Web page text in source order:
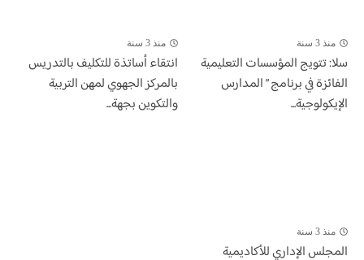
منذ 3 سنة
سلا: تتويج المؤسسات التعليمية
الفائزة في برنامج ” المدارس
الإيكولوجية...
منذ 3 سنة
انتقاء أساتذة للتكليف بالتدريس
بالمركز الجهوي لمهن التربية
والتكوين بجهة...
منذ 3 سنة
المجلس الإداري للأكاديمية